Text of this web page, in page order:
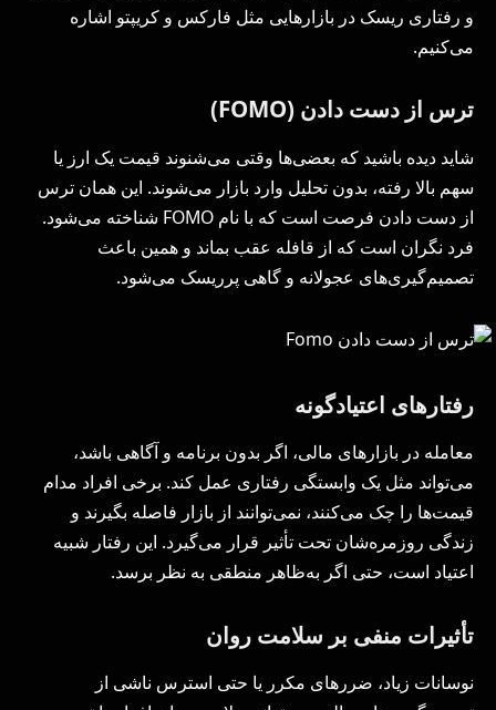
و رفتاری ریسک در بازارهایی مثل فارکس و کریپتو اشاره
می‌کنیم.
ترس از دست دادن (FOMO)
شاید دیده باشید که بعضی‌ها وقتی می‌شنوند قیمت یک ارز یا
سهم بالا رفته، بدون تحلیل وارد بازار می‌شوند. این همان ترس
از دست دادن فرصت است که با نام FOMO شناخته می‌شود.
فرد نگران است که از قافله عقب بماند و همین باعث
تصمیم‌گیری‌های عجولانه و گاهی پرریسک می‌شود.
رفتارهای اعتیادگونه
معامله در بازارهای مالی، اگر بدون برنامه و آگاهی باشد،
می‌تواند مثل یک وابستگی رفتاری عمل کند. برخی افراد مدام
قیمت‌ها را چک می‌کنند، نمی‌توانند از بازار فاصله بگیرند و
زندگی روزمره‌شان تحت تأثیر قرار می‌گیرد. این رفتار شبیه
اعتیاد است، حتی اگر به‌ظاهر منطقی به نظر برسد.
تأثیرات منفی بر سلامت روان
نوسانات زیاد، ضررهای مکرر یا حتی استرس ناشی از